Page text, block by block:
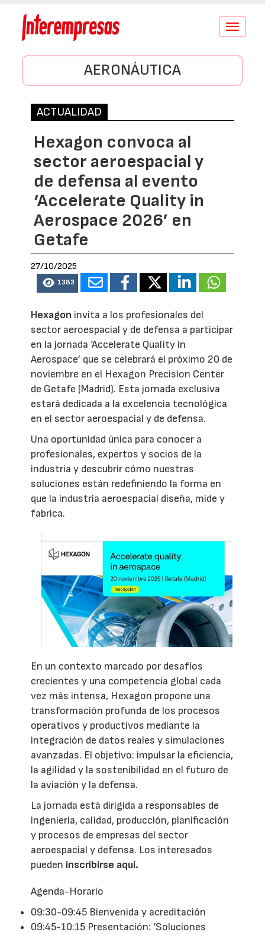
Conmutar
AERONÁUTICA
ACTUALIDAD
Hexagon convoca al
sector aeroespacial y
de defensa al evento
‘Accelerate Quality in
Aerospace 2026’ en
Getafe
27/10/2025
1383
Hexagon invita a los profesionales del
sector aeroespacial y de defensa a participar
en la jornada ‘Accelerate Quality in
Aerospace’ que se celebrará el próximo 20 de
noviembre en el Hexagon Precision Center
de Getafe (Madrid). Esta jornada exclusiva
estará dedicada a la excelencia tecnológica
en el sector aeroespacial y de defensa.
Una oportunidad única para conocer a
profesionales, expertos y socios de la
industria y descubrir cómo nuestras
soluciones están redefiniendo la forma en
que la industria aeroespacial diseña, mide y
fabrica.
En un contexto marcado por desafíos
crecientes y una competencia global cada
vez más intensa, Hexagon propone una
transformación profunda de los procesos
operativos y productivos mediante la
integración de datos reales y simulaciones
avanzadas. El objetivo: impulsar la eficiencia,
la agilidad y la sostenibilidad en el futuro de
la aviación y la defensa.
La jornada está dirigida a responsables de
ingeniería, calidad, producción, planificación
y procesos de empresas del sector
aeroespacial y defensa. Los interesados
pueden inscribirse aquí.
Agenda-Horario
09:30-09:45 Bienvenida y acreditación
09:45-10:15 Presentación: ‘Soluciones